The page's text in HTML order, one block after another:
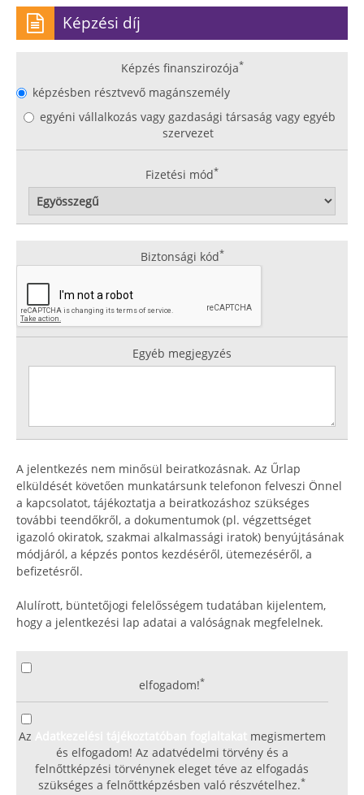
Képzési díj
Képzés finanszirozója*
képzésben résztvevő magánszemély
egyéni vállalkozás vagy gazdasági társaság vagy egyéb
szervezet
Fizetési mód*
Biztonsági kód*
Egyéb megjegyzés
A jelentkezés nem minősül beiratkozásnak. Az Űrlap
elküldését követően munkatársunk telefonon felveszi Önnel
a kapcsolatot, tájékoztatja a beiratkozáshoz szükséges
további teendőkről, a dokumentumok (pl. végzettséget
igazoló okiratok, szakmai alkalmassági iratok) benyújtásának
módjáról, a képzés pontos kezdéséről, ütemezéséről, a
befizetésről.
Alulírott, büntetőjogi felelősségem tudatában kijelentem,
hogy a jelentkezési lap adatai a valóságnak megfelelnek.
elfogadom!*
Az
megismertem
és elfogadom! Az adatvédelmi törvény és a
felnőttképzési törvénynek eleget téve az elfogadás
szükséges a felnőttképzésben való részvételhez.*